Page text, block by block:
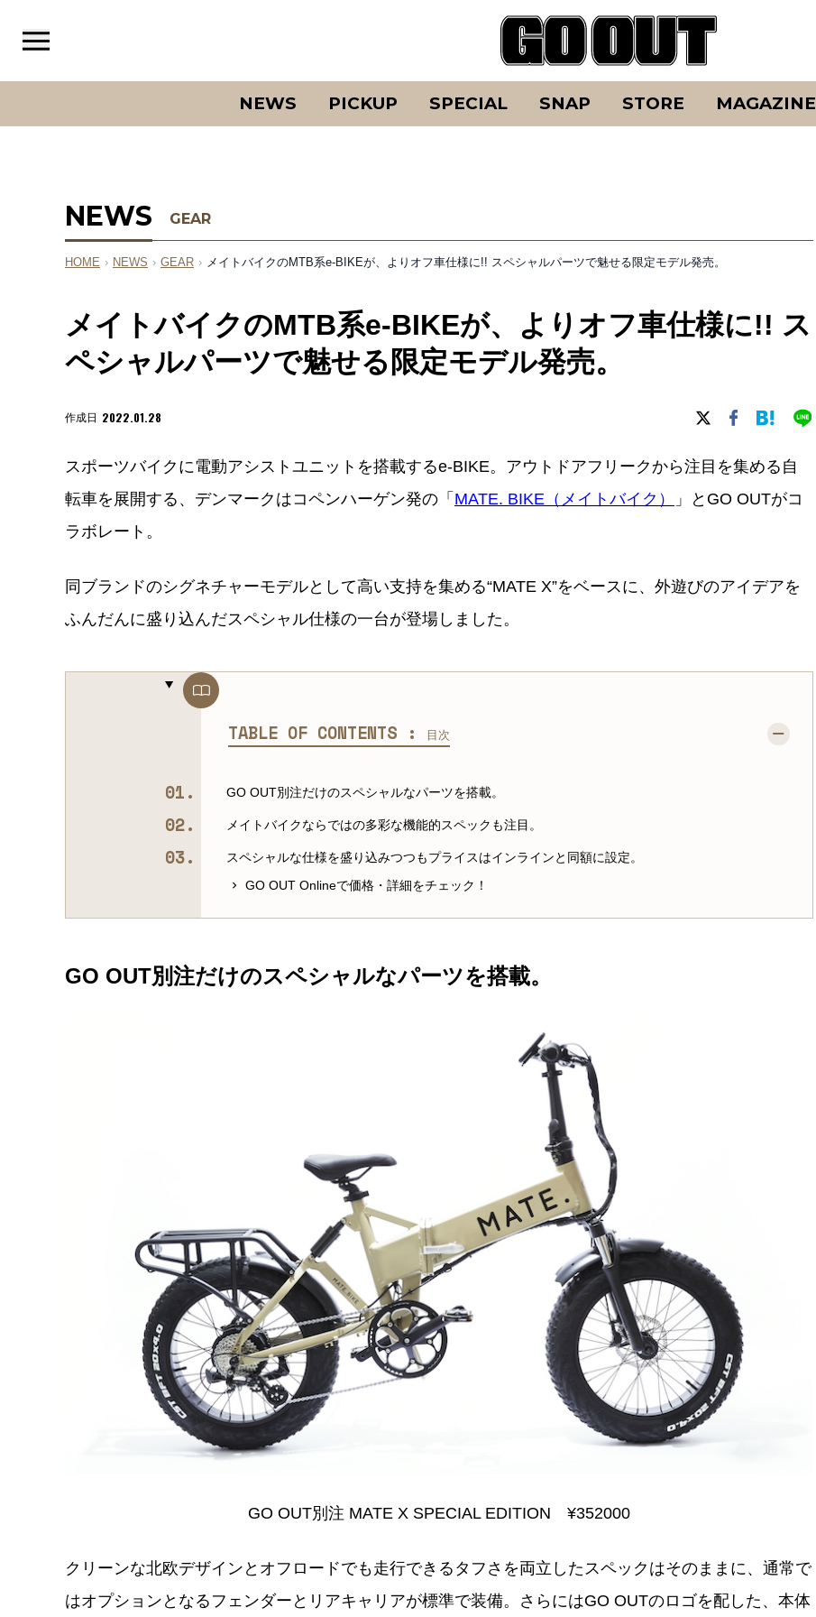
NEWS PICKUP SPECIAL SNAP STORE MAGAZINE
NEWS GEAR
HOME › NEWS › GEAR › メイトバイクのMTB系e-BIKEが、よりオフ車仕様に!! スペシャルパーツで魅せる限定モデル発売。
メイトバイクのMTB系e-BIKEが、よりオフ車仕様に!! ス
ペシャルパーツで魅せる限定モデル発売。
作成日 2022.01.28
スポーツバイクに電動アシストユニットを搭載するe-BIKE。アウトドアフリークから注目を集める自
転車を展開する、デンマークはコペンハーゲン発の「 MATE. BIKE（メイトバイク）
」とGO OUTがコ
ラボレート。
同ブランドのシグネチャーモデルとして高い支持を集める“MATE X”をベースに、外遊びのアイデアを
ふんだんに盛り込んだスペシャル仕様の一台が登場しました。
TABLE OF CONTENTS : 目次
GO OUT別注だけのスペシャルなパーツを搭載。
メイトバイクならではの多彩な機能的スペックも注目。
スペシャルな仕様を盛り込みつつもプライスはインラインと同額に設定。
GO OUT Onlineで価格・詳細をチェック！
GO OUT別注だけのスペシャルなパーツを搭載。
GO OUT別注 MATE X SPECIAL EDITION ¥352000
クリーンな北欧デザインとオフロードでも走行できるタフさを両立したスペックはそのままに、通常で
はオプションとなるフェンダーとリアキャリアが標準で装備。さらにはGO OUTのロゴを配した、本体